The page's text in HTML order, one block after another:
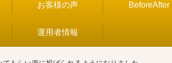
お客様の声 BeforeAfter
運用者情報